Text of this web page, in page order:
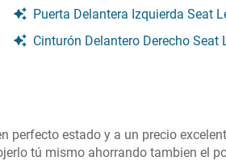
Puerta Delantera Izquierda Seat
Cinturón Delantero Derecho Seat
perfecto estado y a un precio
tú mismo ahorrando tambien el